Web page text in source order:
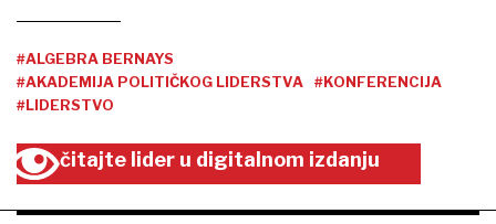
#ALGEBRA BERNAYS
#AKADEMIJA POLITIČKOG LIDERSTVA
#KONFERENCIJA
#LIDERSTVO
čitajte lider u digitalnom izdanju